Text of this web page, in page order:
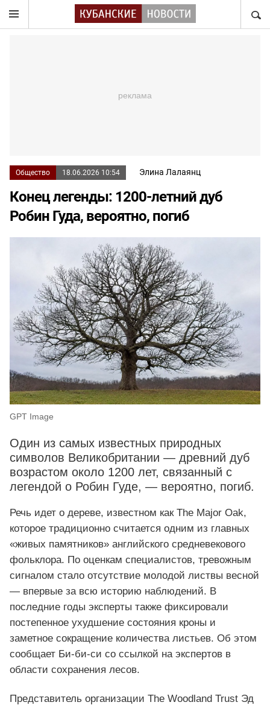
Общество 18.06.2026 10:54 Элина Лалаянц
Конец легенды: 1200-летний дуб
Робин Гуда, вероятно, погиб
GPT Image
Один из самых известных природных
символов Великобритании — древний дуб
возрастом около 1200 лет, связанный с
легендой о Робин Гуде, — вероятно, погиб.
Речь идет о дереве, известном как The Major Oak,
которое традиционно считается одним из главных
«живых памятников» английского средневекового
фольклора. По оценкам специалистов, тревожным
сигналом стало отсутствие молодой листвы весной
— впервые за всю историю наблюдений. В
последние годы эксперты также фиксировали
постепенное ухудшение состояния кроны и
заметное сокращение количества листьев. Об этом
сообщает Би-би-си со ссылкой на экспертов в
области сохранения лесов.
Представитель организации The Woodland Trust Эд